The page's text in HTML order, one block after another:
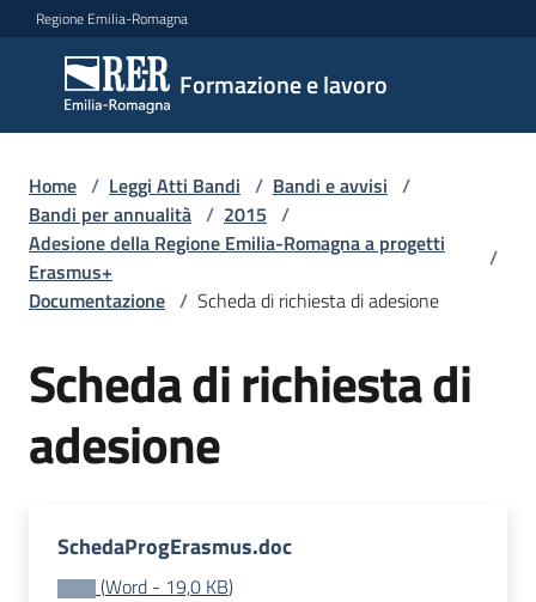
Vai al contenuto
Vai alla navigazione
Vai al footer
Regione Emilia-Romagna
Formazione e lavoro
Formazione
e lavoro
Argomenti
Novità
Servizi
Bandi
Home / Leggi Atti Bandi / Bandi e avvisi /
Bandi per annualità / 2015 /
Adesione della Regione Emilia-Romagna a progetti
Erasmus+
/
Documentazione / Scheda di richiesta di adesione
Scheda di richiesta di
adesione
SchedaProgErasmus.doc
(Word - 19,0 KB)